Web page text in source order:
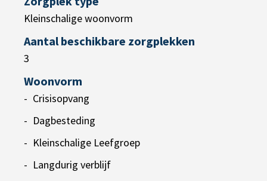
Kleinschalige woonvorm
Aantal beschikbare zorgplekken
3
Woonvorm
Crisisopvang
Dagbesteding
Kleinschalige Leefgroep
Langdurig verblijf